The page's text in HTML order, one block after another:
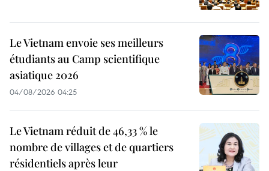
Le Vietnam envoie ses meilleurs
étudiants au Camp scientifique
asiatique 2026
04/08/2026 04:25
Le Vietnam réduit de 46,33 % le
nombre de villages et de quartiers
résidentiels après leur